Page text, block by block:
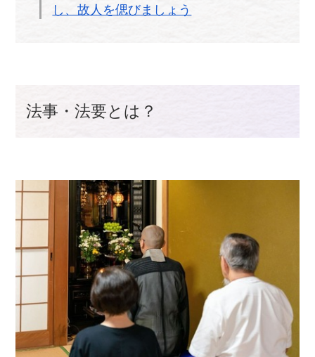
し、故人を偲びましょう
法事・法要とは？